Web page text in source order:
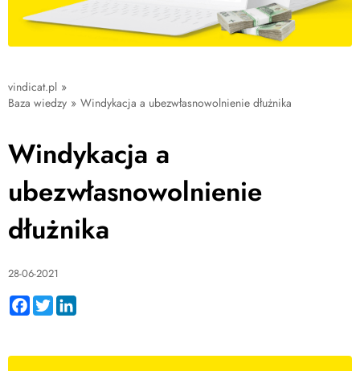
vindicat.pl »
Baza wiedzy » Windykacja a ubezwłasnowolnienie dłużnika
Windykacja a
ubezwłasnowolnienie
dłużnika
28-06-2021
Facebook
Twitter